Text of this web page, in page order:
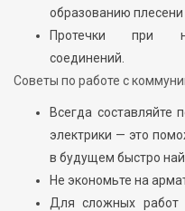
образованию плесени
Протечки при
соединений.
Советы по работе с
Всегда составляйте
электрики — это
в будущем быстро
Не экономьте на
Для сложных работ